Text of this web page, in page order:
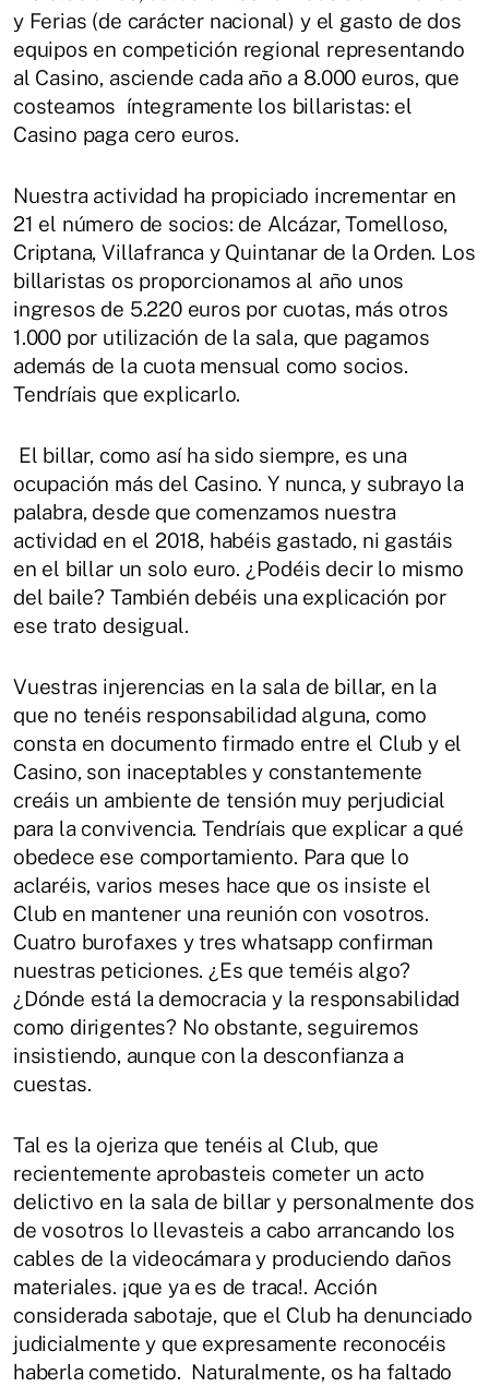
y Ferias (de carácter nacional) y el gasto de dos
equipos en competición regional representando
al Casino, asciende cada año a 8.000 euros, que
costeamos íntegramente los billaristas: el
Casino paga cero euros.
Nuestra actividad ha propiciado incrementar en
21 el número de socios: de Alcázar, Tomelloso,
Criptana, Villafranca y Quintanar de la Orden. Los
billaristas os proporcionamos al año unos
ingresos de 5.220 euros por cuotas, más otros
1.000 por utilización de la sala, que pagamos
además de la cuota mensual como socios.
Tendríais que explicarlo.
El billar, como así ha sido siempre, es una
ocupación más del Casino. Y nunca, y subrayo la
palabra, desde que comenzamos nuestra
actividad en el 2018, habéis gastado, ni gastáis
en el billar un solo euro. ¿Podéis decir lo mismo
del baile? También debéis una explicación por
ese trato desigual.
Vuestras injerencias en la sala de billar, en la
que no tenéis responsabilidad alguna, como
consta en documento firmado entre el Club y el
Casino, son inaceptables y constantemente
creáis un ambiente de tensión muy perjudicial
para la convivencia. Tendríais que explicar a qué
obedece ese comportamiento. Para que lo
aclaréis, varios meses hace que os insiste el
Club en mantener una reunión con vosotros.
Cuatro burofaxes y tres whatsapp confirman
nuestras peticiones. ¿Es que teméis algo?
¿Dónde está la democracia y la responsabilidad
como dirigentes? No obstante, seguiremos
insistiendo, aunque con la desconfianza a
cuestas.
Tal es la ojeriza que tenéis al Club, que
recientemente aprobasteis cometer un acto
delictivo en la sala de billar y personalmente dos
de vosotros lo llevasteis a cabo arrancando los
cables de la videocámara y produciendo daños
materiales. ¡que ya es de traca!. Acción
considerada sabotaje, que el Club ha denunciado
judicialmente y que expresamente reconocéis
haberla cometido. Naturalmente, os ha faltado